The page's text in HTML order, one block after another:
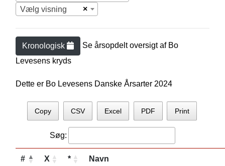
×
Vælg visning
Kronologisk Se årsopdelt oversigt af Bo
Levesens kryds
Dette er Bo Levesens Danske Årsarter 2024
Copy CSV Excel PDF Print
Søg:
# X * Navn